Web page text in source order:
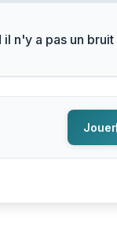
n'y a pas un bruit
Jouer